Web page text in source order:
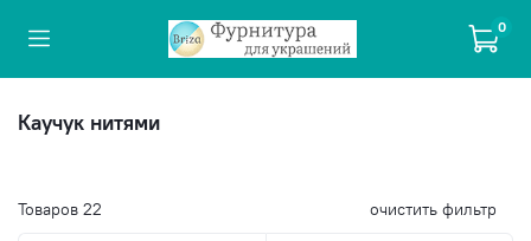
0
Каучук нитями
Товаров 22 очистить фильтр